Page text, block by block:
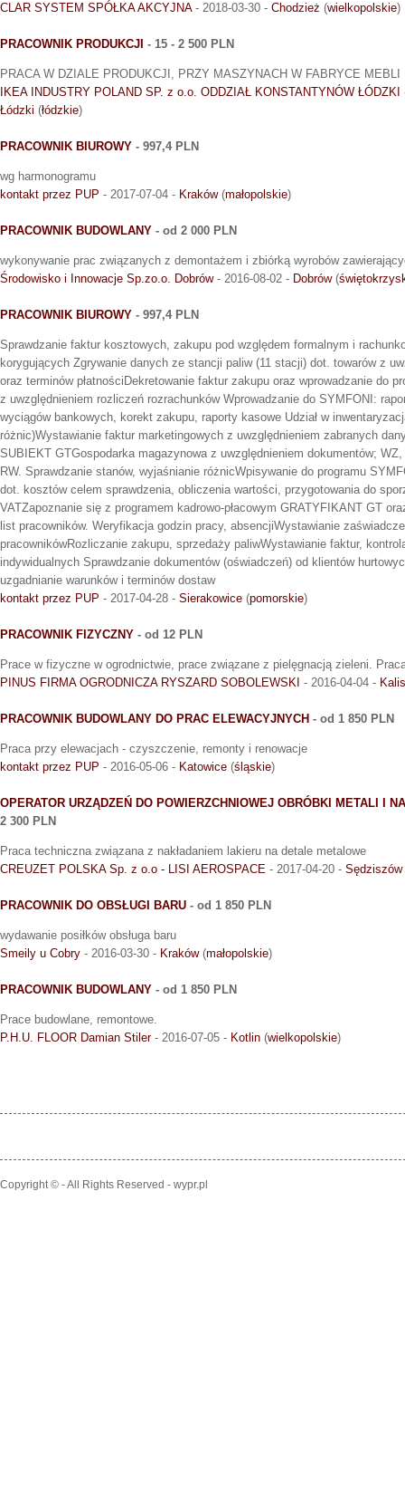
CLAR SYSTEM SPÓŁKA AKCYJNA- 2018-03-30 - Chodzież (wielkopolskie)
PRACOWNIK PRODUKCJI - 15 - 2 500 PLN
PRACA W DZIALE PRODUKCJI, PRZY MASZYNACH W FABRYCE MEBLI
IKEA INDUSTRY POLAND SP. z o.o. ODDZIAŁ KONSTANTYNÓW ŁÓDZKI
Łódzki (łódzkie)
PRACOWNIK BIUROWY - 997,4 PLN
wg harmonogramu
kontakt przez PUP - 2017-07-04 - Kraków(małopolskie)
PRACOWNIK BUDOWLANY - od 2 000 PLN
wykonywanie prac związanych z demontażem i zbiórką wyrobów
Środowisko i Innowacje Sp.zo.o. Dobrów- 2016-08-02 - Dobrów(
PRACOWNIK BIUROWY - 997,4 PLN
Sprawdzanie faktur kosztowych, zakupu pod względem formalnym i
korygujących Zgrywanie danych ze stancji paliw (11 stacji) dot. towarów z
oraz terminów płatnościDekretowanie faktur zakupu oraz wprowadzanie do
z uwzględnieniem rozliczeń rozrachunków Wprowadzanie do SYMFONI:
wyciągów bankowych, korekt zakupu, raporty kasowe Udział w
różnic)Wystawianie faktur marketingowych z uwzględnieniem zabranych
SUBIEKT GTGospodarka magazynowa z uwzględnieniem dokumentów;
RW. Sprawdzanie stanów, wyjaśnianie różnicWpisywanie do programu
dot. kosztów celem sprawdzenia, obliczenia wartości, przygotowania do
VATZapoznanie się z programem kadrowo-płacowym GRATYFIKANT GT
list pracowników. Weryfikacja godzin pracy, absencjiWystawianie
pracownikówRozliczanie zakupu, sprzedaży paliwWystawianie faktur,
indywidualnych Sprawdzanie dokumentów (oświadczeń) od klientów
uzgadnianie warunków i terminów dostaw
kontakt przez PUP - 2017-04-28 - Sierakowice (pomorskie)
PRACOWNIK FIZYCZNY - od 12 PLN
Prace w fizyczne w ogrodnictwie, prace związane z pielęgnacją zieleni.
PINUS FIRMA OGRODNICZA RYSZARD SOBOLEWSKI - 2016-04-04 -
PRACOWNIK BUDOWLANY DO PRAC ELEWACYJNYCH - od 1 850 PLN
Praca przy elewacjach - czyszczenie, remonty i renowacje
kontakt przez PUP - 2016-05-06 - Katowice (śląskie)
OPERATOR URZĄDZEŃ DO POWIERZCHNIOWEJ OBRÓBKI METALI I
2 300 PLN
Praca techniczna związana z nakładaniem lakieru na detale metalowe
CREUZET POLSKA Sp. z o.o - LISI AEROSPACE - 2017-04-20 - Sędziszów
PRACOWNIK DO OBSŁUGI BARU - od 1 850 PLN
wydawanie posiłków obsługa baru
Smeily u Cobry - 2016-03-30 - Kraków(małopolskie)
PRACOWNIK BUDOWLANY - od 1 850 PLN
Prace budowlane, remontowe.
P.H.U. FLOOR Damian Stiler- 2016-07-05 - Kotlin (wielkopolskie)
Copyright © - All Rights Reserved - wypr.pl